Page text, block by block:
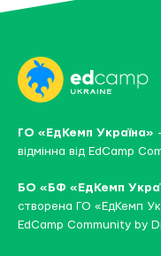
ГО «ЕдКемп Україна»
відмінна від EdCamp
БО «БФ «ЕдКемп
створена ГО «ЕдКемп
EdCamp Community by